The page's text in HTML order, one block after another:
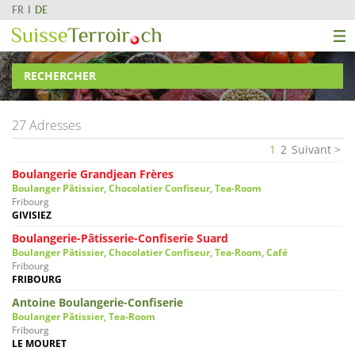
FR DE
RECHERCHER
27 Adresses
1 2 Suivant
Boulangerie Grandjean Frères
Boulanger Pâtissier, Chocolatier Confiseur, Tea-Room
Fribourg
GIVISIEZ
Boulangerie-Pâtisserie-Confiserie Suard
Boulanger Pâtissier, Chocolatier Confiseur, Tea-Room, Café
Fribourg
FRIBOURG
Antoine Boulangerie-Confiserie
Boulanger Pâtissier, Tea-Room
Fribourg
LE MOURET